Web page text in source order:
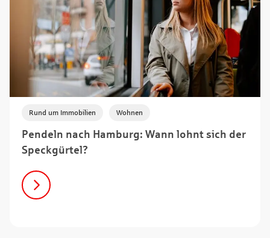
Pendeln nach Hamburg: Wann lohnt sich der
Speckgürtel?
Rund um Immobilien Wohnen